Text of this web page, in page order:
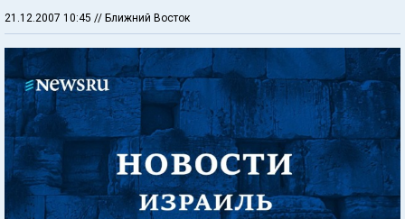
21.12.2007 10:45 // Ближний Восток